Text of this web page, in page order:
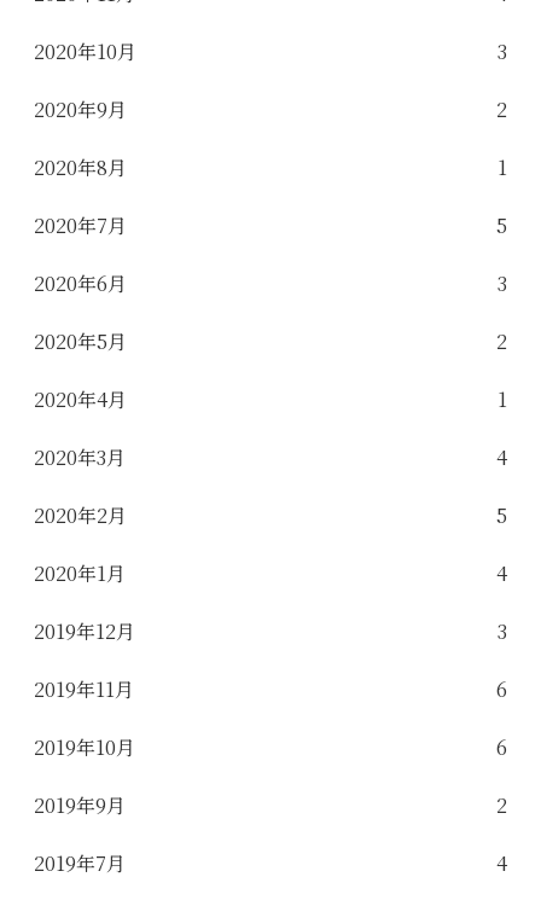
2020年10月 3
2020年9月 2
2020年8月 1
2020年7月 5
2020年6月 3
2020年5月 2
2020年4月 1
2020年3月 4
2020年2月 5
2020年1月 4
2019年12月 3
2019年11月 6
2019年10月 6
2019年9月 2
2019年7月 4